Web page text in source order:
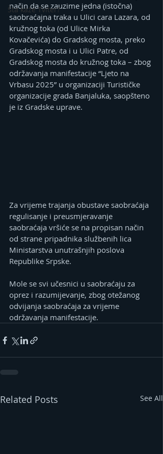
Šta kaže Tviter?
način da se zauzime jedna (istočna)
saobraćajna traka u Ulici cara Lazara, od
kružnog toka (od Ulice Mirka
Kovačevića) do Gradskog mosta, preko
Gradskog mosta i u Ulici Patre, od
Gradskog mosta do kružnog toka – zbog
održavanja manifestacije “Ljeto na
Vrbasu 2025” u organizaciji Turističke
organizacije grada Banjaluka, saopšteno
je iz Gradske uprave.
Za vrijeme trajanja obustave saobraćaja
regulisanje i preusmjeravanje
saobraćaja vršiće se na propisan način
od strane pripadnika službenih lica
Ministarstva unutrašnjih poslova
Republike Srpske.
Mole se svi učesnici u saobraćaju za
oprez i razumijevanje, zbog otežanog
odvijanja saobraćaja za vrijeme
održavanja manifestacije.
Related Posts See All